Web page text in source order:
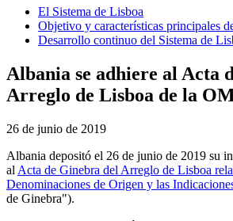
El Sistema de Lisboa
Objetivo y características principales
Desarrollo continuo del Sistema de
Albania se adhiere al Acta
Arreglo de Lisboa de la
26 de junio de 2019
Albania depositó el 26 de junio de 2019 su
al Acta de Ginebra del Arreglo de Lisboa
Denominaciones de Origen y las
de Ginebra").